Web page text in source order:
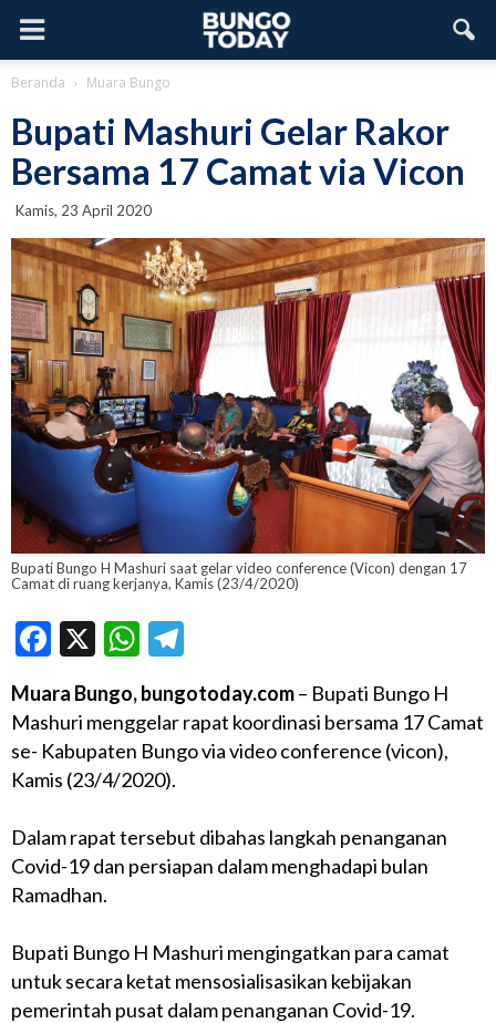
Beranda Muara Bungo
Bupati Mashuri Gelar Rakor
Bersama 17 Camat via Vicon
Kamis, 23 April 2020
Bupati Bungo H Mashuri saat gelar video conference (Vicon) dengan 17
Camat di ruang kerjanya, Kamis (23/4/2020)
Facebook
X WhatsApp
Muara Bungo, bungotoday.com– Bupati Bungo H
Mashuri menggelar rapat koordinasi bersama 17 Camat
se- Kabupaten Bungo via video conference (vicon),
Kamis (23/4/2020).
Dalam rapat tersebut dibahas langkah penanganan
Covid-19 dan persiapan dalam menghadapi bulan
Ramadhan.
Bupati Bungo H Mashuri mengingatkan para camat
untuk secara ketat mensosialisasikan kebijakan
pemerintah pusat dalam penanganan Covid-19.